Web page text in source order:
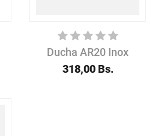
Ducha AR20 Inox
318,00Bs.